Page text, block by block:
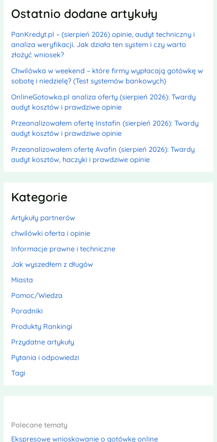
Ostatnio dodane artykuły
PanKredyt.pl – (sierpień 2026) opinie, audyt techniczny i
analiza weryfikacji. Jak działa ten system i czy warto
złożyć wniosek?
Chwilówka w weekend – które firmy wypłacają gotówkę w
sobotę i niedzielę? (Test systemów bankowych)
OnlineGotowka.pl analiza oferty (sierpień 2026): Twardy
audyt kosztów i prawdziwe opinie
Przeanalizowałem ofertę Instafin (sierpień 2026): Twardy
audyt kosztów i prawdziwe opinie
Przeanalizowałem ofertę Avafin (sierpień 2026): Twardy
audyt kosztów, haczyki i prawdziwe opinie
Kategorie
Artykuły partnerów
chwilówki oferta i opinie
Informacje prawne i techniczne
Jak wyszedłem z długów
Miasta
Pomoc/Wiedza
Poradniki
Produkty Rankingi
Przydatne artykuły
Pytania i odpowiedzi
Tagi
Polecane tematy
Ekspresowe wnioskowanie o gotówkę online